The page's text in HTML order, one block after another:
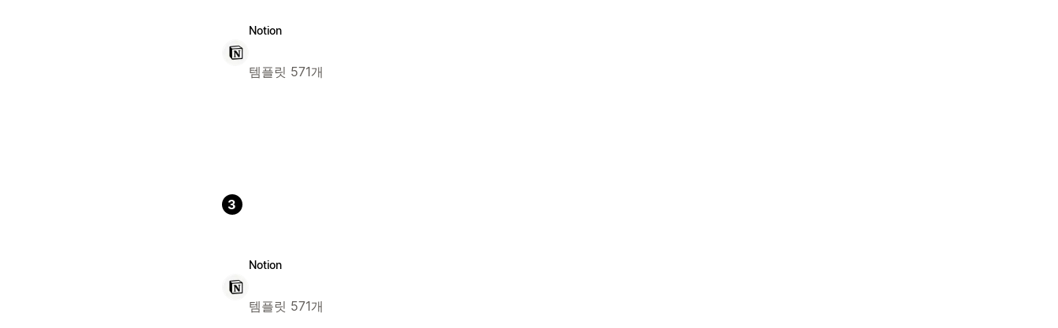
Notion
템플릿 571개
3
Notion
템플릿 571개